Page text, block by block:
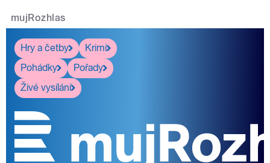
mujRozhlas
Hry a četby
Krimi
Pohádky
Pořady
Živé vysílání